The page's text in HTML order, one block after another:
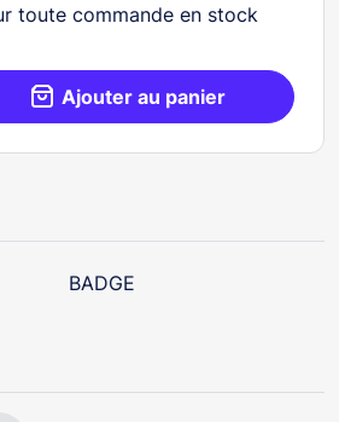
toute commande en stock
Ajouter au panier
BADGE